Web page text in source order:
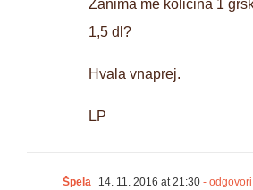
Zanima me količina 1
1,5 dl?
Hvala vnaprej.
LP
Špela 14. 11. 2016 at 21:30 - odgovori